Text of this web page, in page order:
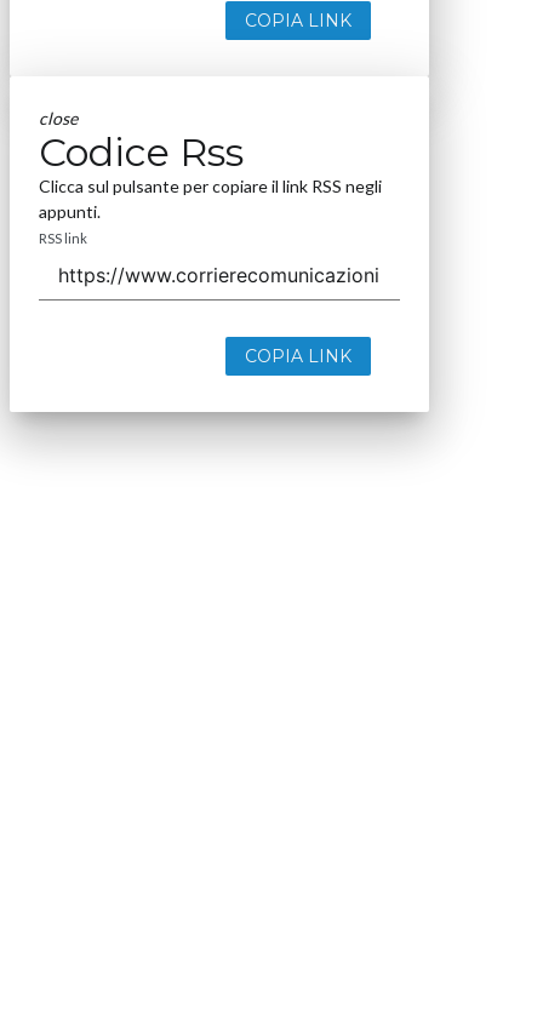
COPIA LINK
close
Codice Rss
Clicca sul pulsante per copiare il link RSS negli
appunti.
RSS link
COPIA LINK